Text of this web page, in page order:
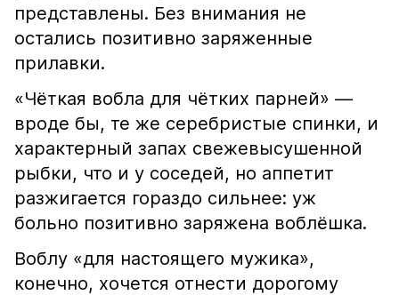
представлены. Без внимания не
остались позитивно заряженные
прилавки.
«Чёткая вобла для чётких парней» —
вроде бы, те же серебристые спинки, и
характерный запах свежевысушенной
рыбки, что и у соседей, но аппетит
разжигается гораздо сильнее: уж
больно позитивно заряжена воблёшка.
Воблу «для настоящего мужика»,
конечно, хочется отнести дорогому